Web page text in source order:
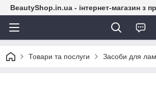
BeautyShop.in.ua - інтернет-магазин з
Товари та послуги Засоби для